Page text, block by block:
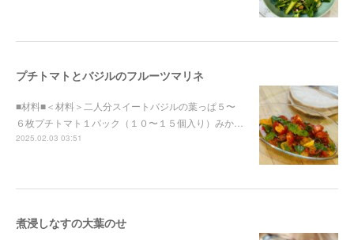
プチトマトとバジルのフルーツマリネ
■材料■＜材料＞二人分スイートバジルの葉っぱ５〜
６枚プチトマト１パック（１０〜１５個入り）みか…
2025.02.03 03:51
煮浸しなすの大葉のせ